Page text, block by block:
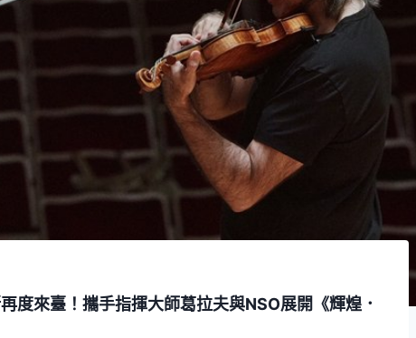
度來臺！攜手指揮大師葛拉夫與NSO展開《輝煌．